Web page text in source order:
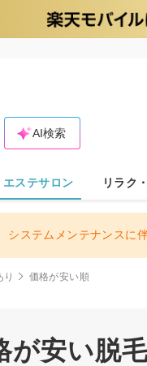
AI検索
エステサロン リラク
システムメンテナンスに
り 価格が安い順
が安い脱